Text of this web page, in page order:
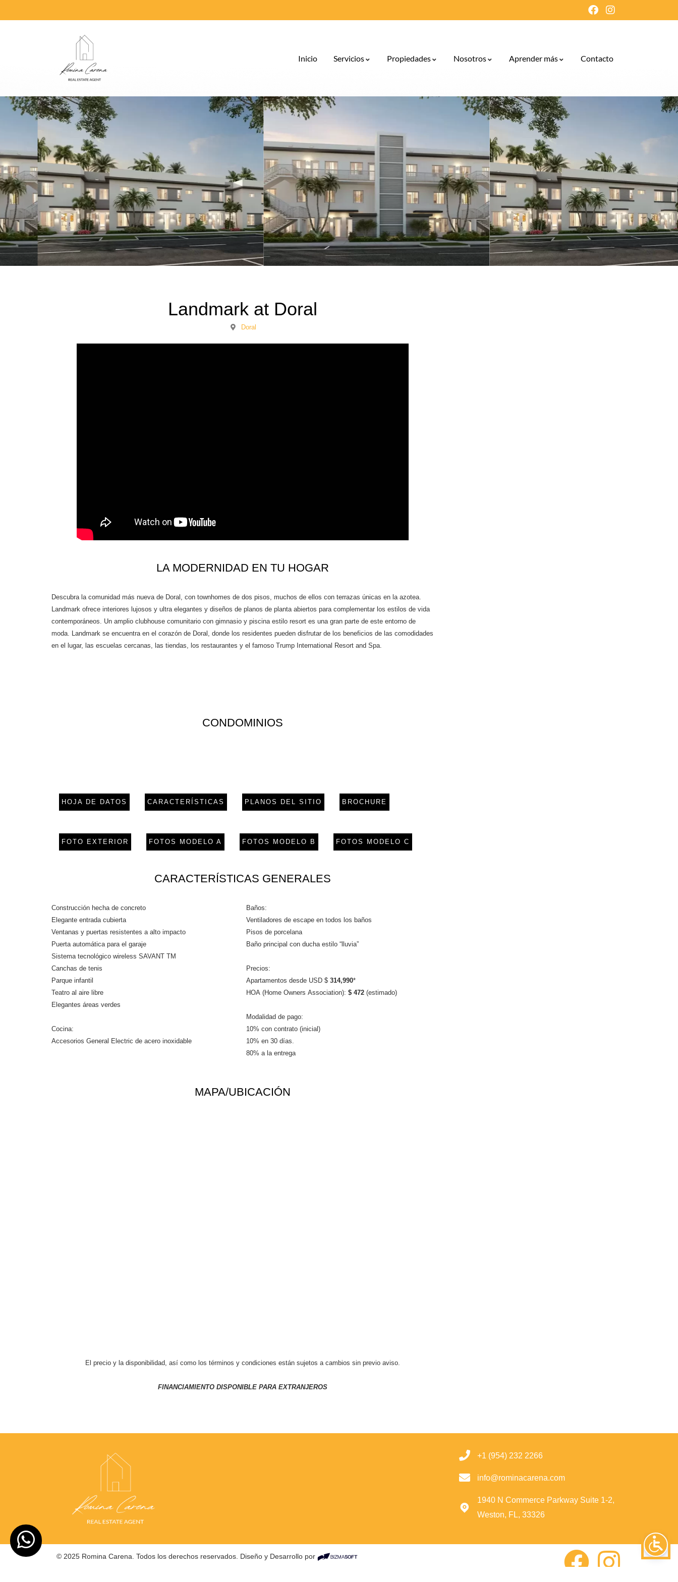
Inicio Servicios Propiedades Nosotros Aprender más Contacto
Landmark at Doral
Doral
LA MODERNIDAD EN TU HOGAR
Descubra la comunidad más nueva de Doral, con townhomes de dos pisos, muchos de ellos con terrazas únicas en la azotea.
Landmark ofrece interiores lujosos y ultra elegantes y diseños de planos de planta abiertos para complementar los estilos de vida
contemporáneos. Un amplio clubhouse comunitario con gimnasio y piscina estilo resort es una gran parte de este entorno de
moda. Landmark se encuentra en el corazón de Doral, donde los residentes pueden disfrutar de los beneficios de las comodidades
en el lugar, las escuelas cercanas, las tiendas, los restaurantes y el famoso Trump International Resort and Spa.
CONDOMINIOS
HOJA DE DATOS CARACTERÍSTICAS PLANOS DEL SITIO BROCHURE
FOTO EXTERIOR FOTOS MODELO A FOTOS MODELO B FOTOS MODELO C
CARACTERÍSTICAS GENERALES
Construcción hecha de concreto
Elegante entrada cubierta
Ventanas y puertas resistentes a alto impacto
Puerta automática para el garaje
Sistema tecnológico wireless SAVANT TM
Canchas de tenis
Parque infantil
Teatro al aire libre
Elegantes áreas verdes
Cocina:
Accesorios General Electric de acero inoxidable
Baños:
Ventiladores de escape en todos los baños
Pisos de porcelana
Baño principal con ducha estilo “lluvia”
Precios:
Apartamentos desde USD $ 314,990*
HOA (Home Owners Association): $ 472(estimado)
Modalidad de pago:
10% con contrato (inicial)
10% en 30 días.
80% a la entrega
MAPA/UBICACIÓN
El precio y la disponibilidad, así como los términos y condiciones están sujetos a cambios sin previo aviso.
FINANCIAMIENTO DISPONIBLE PARA EXTRANJEROS
+1 (954) 232 2266
info@rominacarena.com
1940 N Commerce Parkway Suite 1-2,
Weston, FL, 33326
© 2025 Romina Carena. Todos los derechos reservados. Diseño y Desarrollo por